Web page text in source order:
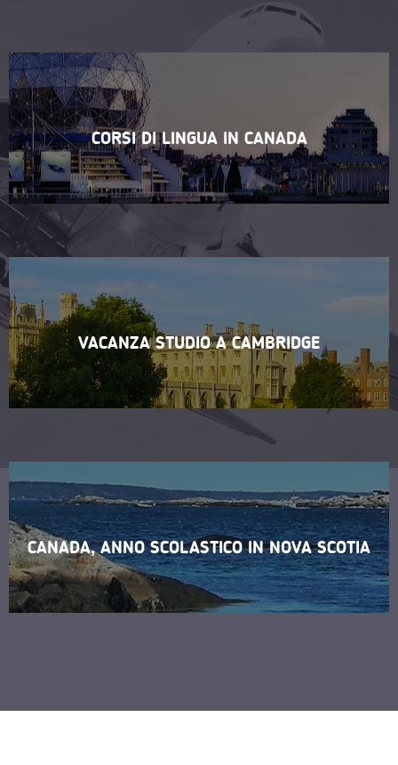
CORSI DI LINGUA IN CANADA
VACANZA STUDIO A CAMBRIDGE
CANADA, ANNO SCOLASTICO IN NOVA SCOTIA